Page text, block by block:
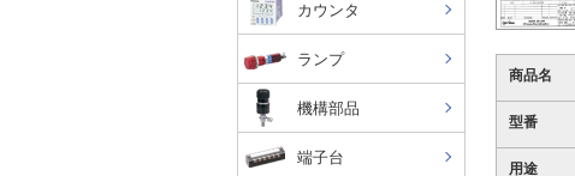
商品名
型番
用途
カウンタ
ランプ
機構部品
端子台